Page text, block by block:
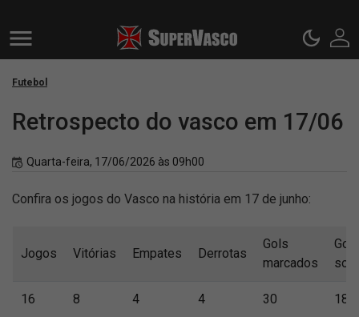
Futebol
Retrospecto do vasco em 17/06
Quarta-feira, 17/06/2026 às 09h00
Confira os jogos do Vasco na história em 17 de junho:
Jogos Vitórias Empates Derrotas
Gols
marcados
Gols
16 8 4 4 30 18